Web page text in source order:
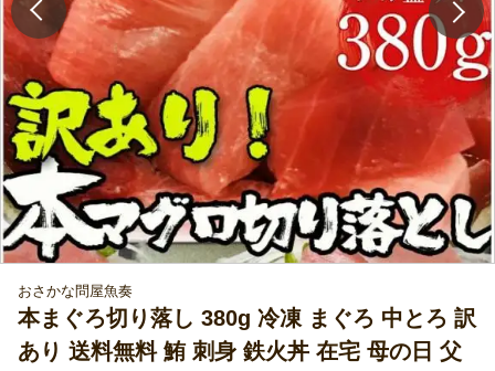
おさかな問屋魚奏
本まぐろ切り落し 380g 冷凍 まぐろ 中とろ 訳
あり 送料無料 鮪 刺身 鉄火丼 在宅 母の日 父